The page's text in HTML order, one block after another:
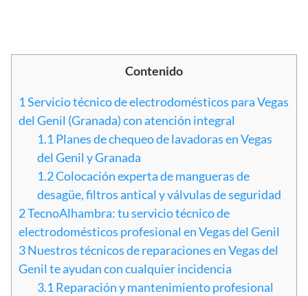
Contenido
1Servicio técnico de electrodomésticos para Vegas
del Genil (Granada) con atención integral
1.1 Planes de chequeo de lavadoras en Vegas
del Genil y Granada
1.2Colocación experta de mangueras de
desagüe, filtros antical y válvulas de seguridad
2TecnoAlhambra: tu servicio técnico de
electrodomésticos profesional en Vegas del Genil
3Nuestros técnicos de reparaciones en Vegas del
Genil te ayudan con cualquier incidencia
3.1 Reparación y mantenimiento profesional